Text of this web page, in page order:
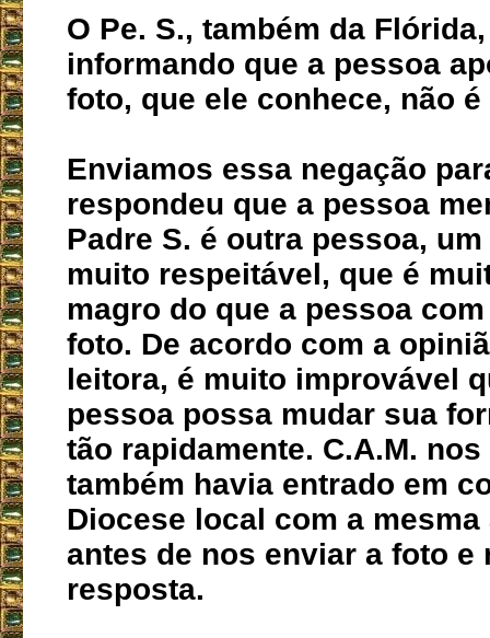
O Pe. S., também da
informando que a pessoa
foto, que ele conhece, não
Enviamos essa negação
respondeu que a pessoa
Padre S. é outra pessoa,
muito respeitável, que é
magro do que a pessoa
foto. De acordo com a
leitora, é muito improvável
pessoa possa mudar sua
tão rapidamente. C.A.M.
também havia entrado em
Diocese local com a mesma
antes de nos enviar a foto e
resposta.